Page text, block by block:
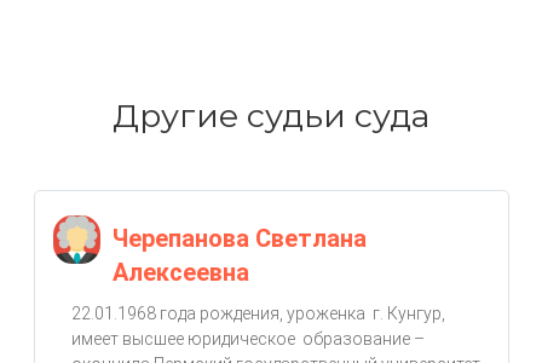
Другие судьи суда
Черепанова Светлана
Алексеевна
22.01.1968 года рождения, уроженка г. Кунгур,
имеет высшее юридическое образование –